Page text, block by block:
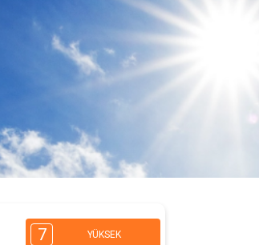
7 YÜKSEK